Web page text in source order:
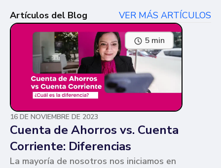
Artículos del Blog VER MÁS ARTÍCULOS
5 min
16 DE NOVIEMBRE DE 2023
Cuenta de Ahorros vs. Cuenta
Corriente: Diferencias
La mayoría de nosotros nos iniciamos en